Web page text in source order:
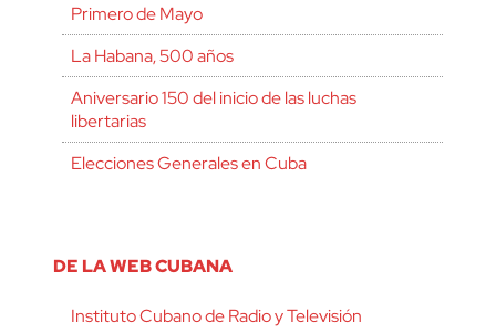
Primero de Mayo
La Habana, 500 años
Aniversario 150 del inicio de las luchas
libertarias
Elecciones Generales en Cuba
DE LA WEB CUBANA
Instituto Cubano de Radio y Televisión